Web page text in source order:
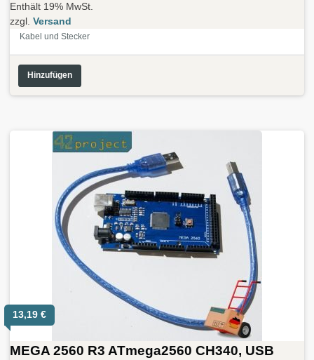
Enthält 19% MwSt.
zzgl. Versand
Kabel und Stecker
Hinzufügen
13,19 €
MEGA 2560 R3 ATmega2560 CH340, USB